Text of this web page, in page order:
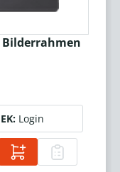
Bilderrahmen
Login